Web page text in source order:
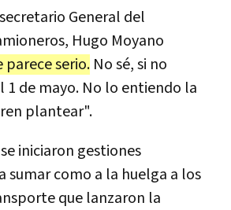
General del
Hugo Moyano
parece serio. No sé, si no
1 de mayo. No lo entiendo la
plantear".
iniciaron gestiones
sumar como a la huelga a los
que lanzaron la